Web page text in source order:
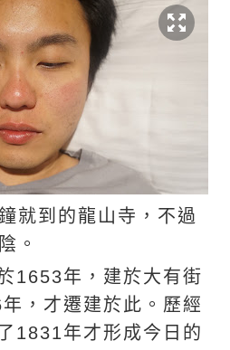
就到的龍山寺，不過
。
1653年，建於大有街
，才遷建於此。歷經
1831年才形成今日的